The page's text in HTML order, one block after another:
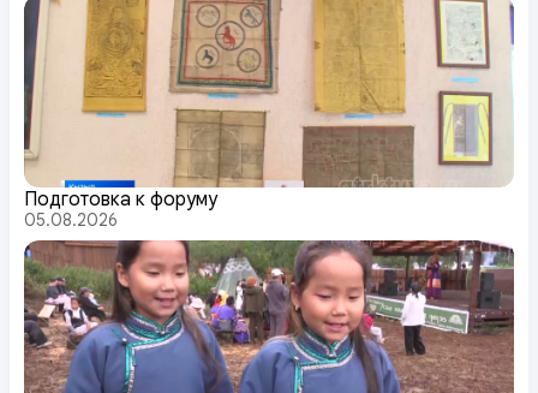
Подготовка к форуму
05.08.2026